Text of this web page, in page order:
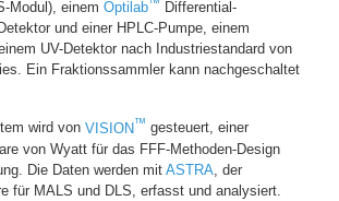
Modul), einem Optilab
Differential-
und einer HPLC-Pumpe, einem
UV-Detektor nach Industriestandard von
Ein Fraktionssammler kann nachgeschaltet
wird von VISION™ gesteuert, einer
von Wyatt für das FFF-Methoden-Design
Die Daten werden mit ASTRA , der
für MALS und DLS, erfasst und analysiert.